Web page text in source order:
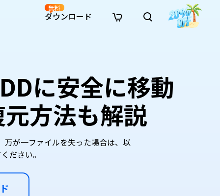
· USBデータ復元
· ゴミ箱復元
· ファイル復元
· エクセル復元
· 写真復元
· 動画復元
ン写真修復
ンファイル修復
音声修復
· シネマ風AI画像プロンプト
· アニメ実写化プロンプト
· AIアニメポートレートプロンプト
· AIレゴ風写真プロンプト
· ハードディスクをクローン
· 重複検索（Mac）
· Cドライブを拡張
· ディスク容量を解放
· MBRをGPTに変換
· Macストレージを整理
ダウンロード
無料
に安全に移動
方法も解説
が一ファイルを失った場合は、以
ださい。